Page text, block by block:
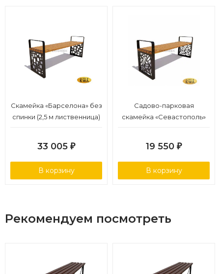
Скамейка «Барселона» без
спинки (2,5 м лиственница)
33 005 ₽
В корзину
Садово-парковая
скамейка «Севастополь»
19 550 ₽
В корзину
Рекомендуем посмотреть